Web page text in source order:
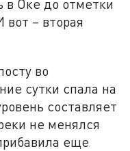
в Оке до отметки
– вторая
во
сутки спала на
составляет
не менялся
еще